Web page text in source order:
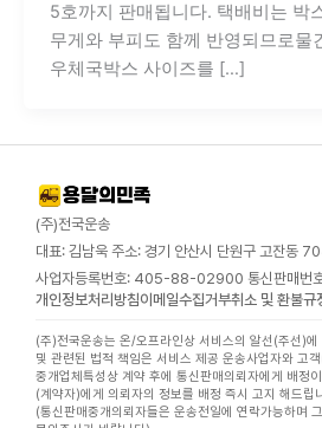
5호까지 판매됩니다. 택배비는 박
무게와 부피도 함께 반영되므로물
우체국박스 사이즈를 […]
(주)전국운송
대표: 김남욱 주소: 경기 안산시 단원구 고잔동
사업자등록번호: 405-88-02900 통신판매
개인정보처리방침이메일수집거부취소 및 환불규
(주)전국운송는 온/오프라인상 서비스의 알선(주선)
및 관련된 법적 책임은 서비스 제공 운송사업자와 고
중개업체특성상 계약 후에 통신판매의뢰자에게 배정
(계약자)에게 의뢰자의 정보를 배정 즉시 고지 해드립
(통신판매중개의뢰자들은 운송전일에 연락가능하며